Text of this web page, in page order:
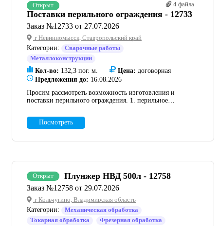
Открыт
Поставки перильного ограждения - 12733
4 файла
Заказ №12733 от 27.07.2026
г Невинномысск, Ставропольский край
Категории:
Сварочные работы
Металлоконструкции
Кол-во: 132,3 пог. м. Цена: договорная
Предложения до: 16.08.2026
Просим рассмотреть возможность изготовления и
поставки перильного ограждения. 1. перильное
кг. длина секции 2,450 - 54 секции (132,3 пог. м.).
Чертеж во вложении (06_Конструкция пешеходного
Посмотреть
Открыт Плунжер НВД 500л - 12758
Заказ №12758 от 29.07.2026
г Кольчугино, Владимирская область
Категории:
Механическая обработка
Токарная обработка
Фрезерная обработка